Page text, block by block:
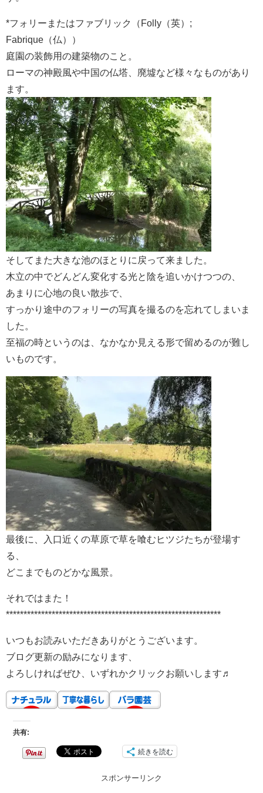
*フォリーまたはファブリック（Folly（英）;
Fabrique（仏））
庭園の装飾用の建築物のこと。
ローマの神殿風や中国の仏塔、廃墟など様々なものがあり
ます。
そしてまた大きな池のほとりに戻って来ました。
木立の中でどんどん変化する光と陰を追いかけつつの、
あまりに心地の良い散歩で、
すっかり途中のフォリーの写真を撮るのを忘れてしまいま
した。
至福の時というのは、なかなか見える形で留めるのが難し
いものです。
最後に、入口近くの草原で草を喰むヒツジたちが登場す
る、
どこまでものどかな風景。
それではまた！
*************************************************************
いつもお読みいただきありがとうございます。
ブログ更新の励みになります、
よろしければぜひ、いずれかクリックお願いします♬
共有:
続きを読む
スポンサーリンク